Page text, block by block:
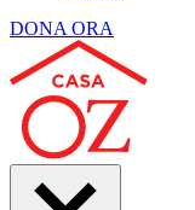
DONA ORA